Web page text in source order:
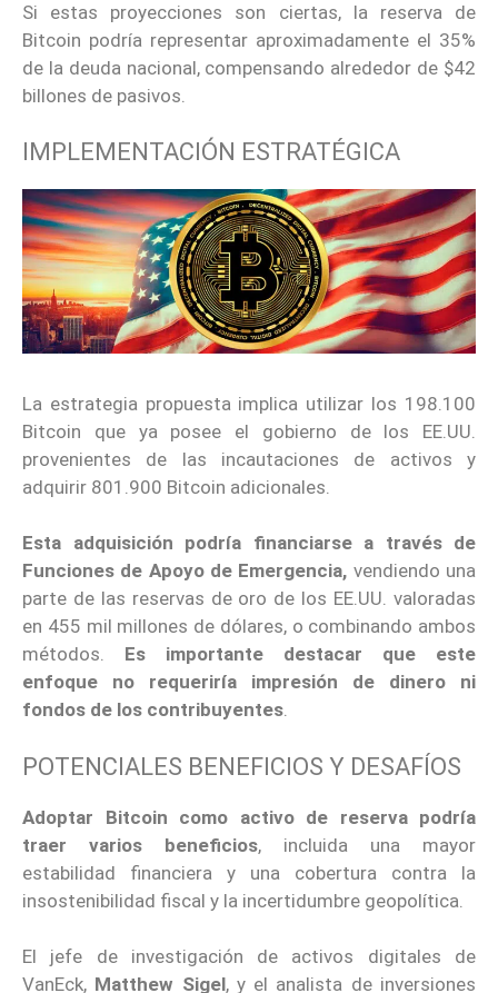
Si estas proyecciones son ciertas, la reserva de
Bitcoin podría representar aproximadamente el 35%
de la deuda nacional, compensando alrededor de $42
billones de pasivos.
IMPLEMENTACIÓN ESTRATÉGICA
La estrategia propuesta implica utilizar los 198.100
Bitcoin que ya posee el gobierno de los EE.UU.
provenientes de las incautaciones de activos y
adquirir 801.900 Bitcoin adicionales.
Esta adquisición podría financiarse a través de
Funciones de Apoyo de Emergencia, vendiendo una
parte de las reservas de oro de los EE.UU. valoradas
en 455 mil millones de dólares, o combinando ambos
métodos. Es importante destacar que este
enfoque no requeriría impresión de dinero ni
fondos de los contribuyentes.
POTENCIALES BENEFICIOS Y DESAFÍOS
Adoptar Bitcoin como activo de reserva podría
traer varios beneficios, incluida una mayor
estabilidad financiera y una cobertura contra la
insostenibilidad fiscal y la incertidumbre geopolítica.
El jefe de investigación de activos digitales de
VanEck, Matthew Sigel, y el analista de inversiones